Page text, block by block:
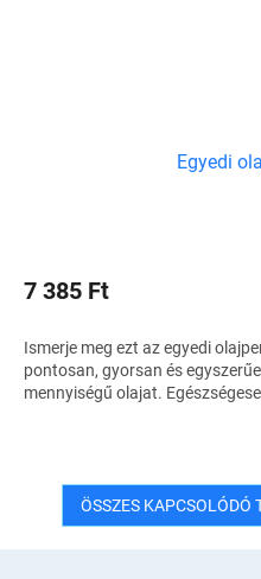
Egyedi
7 385 Ft
Ismerje meg ezt az egyedi
pontosan, gyorsan és
mennyiségű olajat.
ÖSSZES KAPCSOLÓDÓ